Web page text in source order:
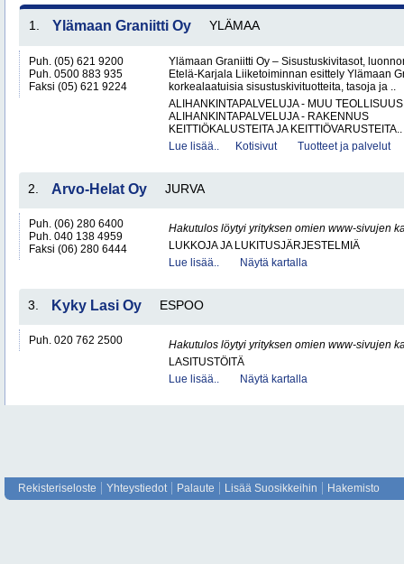
1. Ylämaan Graniitti Oy YLÄMAA
Puh. (05) 621 9200
Puh. 0500 883 935
Faksi (05) 621 9224
Ylämaan Graniitti Oy – Sisustuskivitasot,
Etelä-Karjala Liiketoiminnan esittely Ylämaan
korkealaatuisia sisustuskivituotteita, tasoja ja ..
ALIHANKINTAPALVELUJA - MUU TEOLLISUUS
ALIHANKINTAPALVELUJA - RAKENNUS
KEITTIÖKALUSTEITA JA KEITTIÖVARUSTEITA..
Lue lisää..
Kotisivut Tuotteet ja palvelut
2. Arvo-Helat Oy JURVA
Puh. (06) 280 6400
Puh. 040 138 4959
Faksi (06) 280 6444
Hakutulos löytyi yrityksen omien www-sivujen
LUKKOJA JA LUKITUSJÄRJESTELMIÄ
Lue lisää..
Näytä kartalla
3. Kyky Lasi Oy ESPOO
Puh. 020 762 2500
Hakutulos löytyi yrityksen omien www-sivujen
LASITUSTÖITÄ
Lue lisää..
Näytä kartalla
Rekisteriseloste Yhteystiedot Palaute Lisää Suosikkeihin Hakemisto